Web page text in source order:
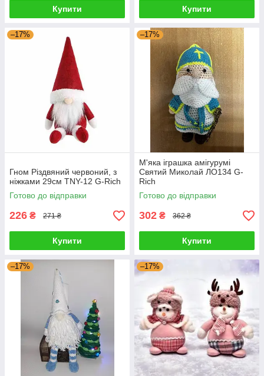
Купити Купити
–17%
Гном Різдвяний червоний, з
ніжками 29см TNY-12 G-Rich
Готово до відправки
226 ₴ 271 ₴
Купити
–17%
М'яка іграшка амігурумі
Святий Миколай ЛО134 G-
Rich
Готово до відправки
302 ₴ 362 ₴
Купити
–17% –17%